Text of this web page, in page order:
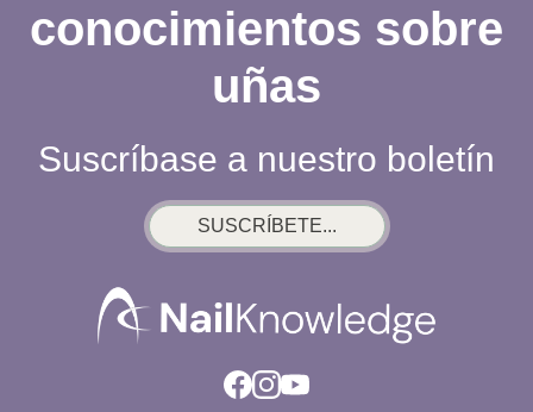
conocimientos sobre
uñas
Suscríbase a nuestro boletín
SUSCRÍBETE...